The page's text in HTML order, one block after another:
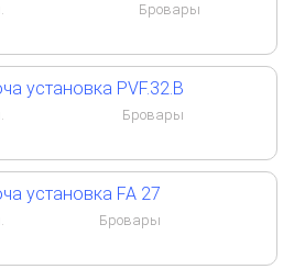
Бровары
установка PVF.32.B
Бровары
установка FA 27
Бровары